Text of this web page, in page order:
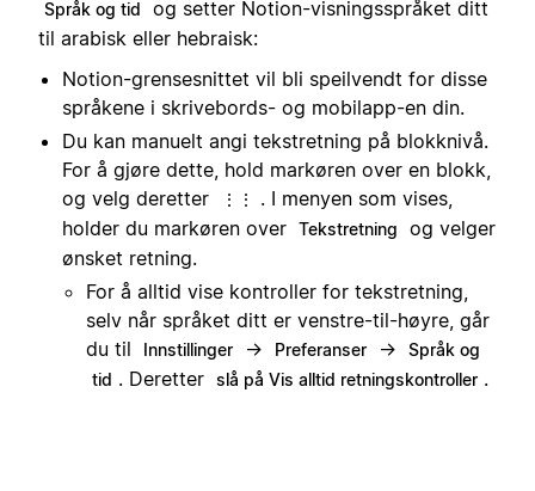
Språk og tid
og setter Notion-visningsspråket ditt
til arabisk eller hebraisk:
Notion-grensesnittet vil bli speilvendt for disse
språkene i skrivebords- og mobilapp-en din.
Du kan manuelt angi tekstretning på blokknivå.
For å gjøre dette, hold markøren over en blokk,
og velg deretter
⋮⋮
. I menyen som vises,
holder du markøren over Tekstretning
og velger
ønsket retning.
For å alltid vise kontroller for tekstretning,
selv når språket ditt er venstre-til-høyre, går
du til
Innstillinger → Preferanser →
Språk og
tid . Deretter slå på Vis alltid retningskontroller .